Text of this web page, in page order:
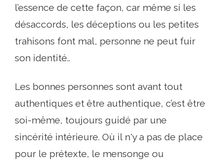
l’essence de cette façon, car même si les
désaccords, les déceptions ou les petites
trahisons font mal, personne ne peut fuir
son identité..
Les bonnes personnes sont avant tout
authentiques et être authentique, c’est être
soi-même, toujours guidé par une
sincérité intérieure. Où il n'y a pas de place
pour le prétexte, le mensonge ou